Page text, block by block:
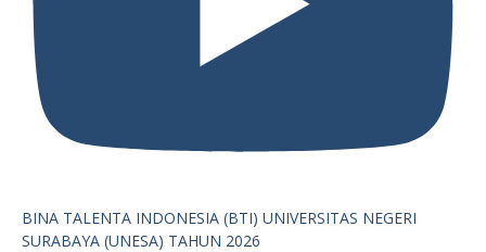
BINA TALENTA INDONESIA (BTI) UNIVERSITAS NEGERI
SURABAYA (UNESA) TAHUN 2026